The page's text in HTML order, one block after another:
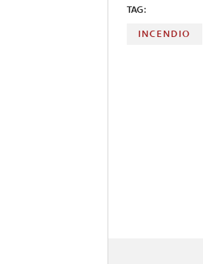
TAG:
INCENDIO